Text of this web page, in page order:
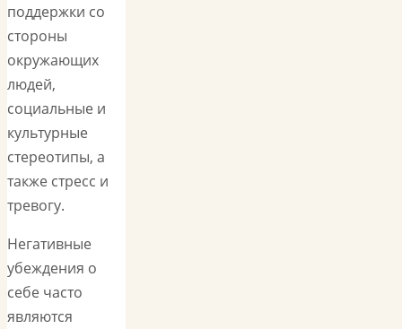
поддержки со
стороны
окружающих
людей,
социальные и
культурные
стереотипы, а
также стресс и
тревогу.
Негативные
убеждения о
себе часто
являются